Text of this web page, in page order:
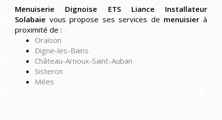
Menuiserie Dignoise ETS Liance Installateur
Solabaie vous propose ses services de menuisier à
proximité de :
Oraison
Digne-les-Bains
Château-Arnoux-Saint-Auban
Sisteron
Mées